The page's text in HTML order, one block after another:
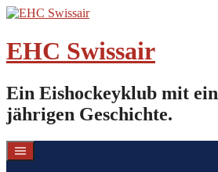
Springe
Inhalt
EHC Swissair
Ein Eishockeyklub mit
jährigen Geschichte.